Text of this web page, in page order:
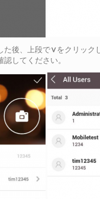
た後、上段で∨をクリック
してください。